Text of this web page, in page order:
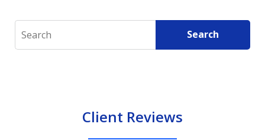
Search Search
Client Reviews